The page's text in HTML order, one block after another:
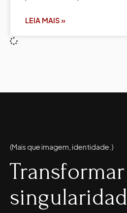
LEIA MAIS »
(Mais que imagem, identidade.)
Transformar